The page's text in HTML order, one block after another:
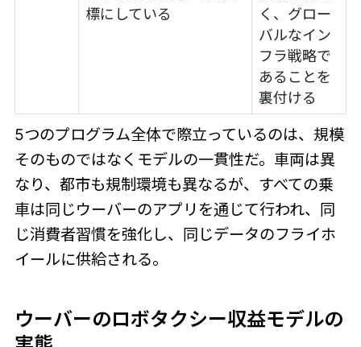
標にしている
く、グロー
バルなイン
フラ戦略で
あることを
裏付ける
5つのプログラム全体で際立っているのは、規模
そのものではなくモデルの一貫性だ。車両は異
なり、都市も規制環境も異なるが、すべての乗
車は同じウーバーのアプリを通じて行われ、同
じ消費者習慣を強化し、同じデータのフライホ
イールに供給される。
ウーバーのロボタクシー収益モデルの